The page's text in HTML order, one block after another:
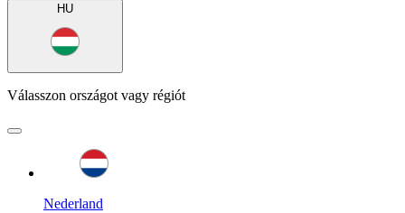
HU
Válasszon országot vagy régiót
Nederland